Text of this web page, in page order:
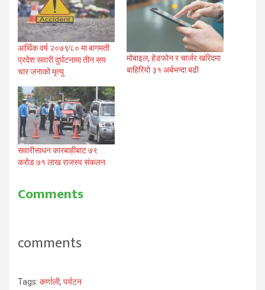
आर्थिक वर्ष २०७९∕८० मा बागमती
प्रदेश सवारी दुर्घटनामा तीन सय
चार जनाको मृत्यु
मोबाइल, हेडफोन र चार्जर खरिदमा
बाहिरियो ३१ अर्बभन्दा बढी
सवारीसाधन कारबाहीबाट ७९
करोड ७१ लाख राजस्व संकलन
Comments
comments
Tags: कर्णाली, पर्यटन